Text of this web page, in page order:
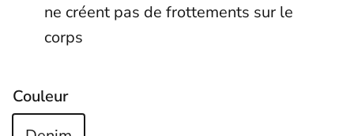
ne créent pas de frottements sur le
corps
Couleur